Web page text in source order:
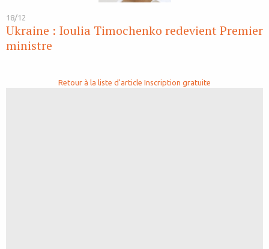
18/12
Ukraine : Ioulia Timochenko redevient Premier
ministre
Retour à la liste d'article Inscription gratuite